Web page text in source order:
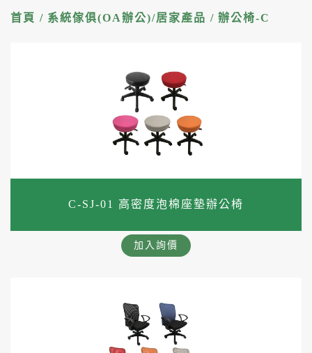
首頁 / 系統傢俱(OA辦公)/居家產品 / 辦公椅-C
C-SJ-01 高密度泡棉座墊辦公椅
加入詢價